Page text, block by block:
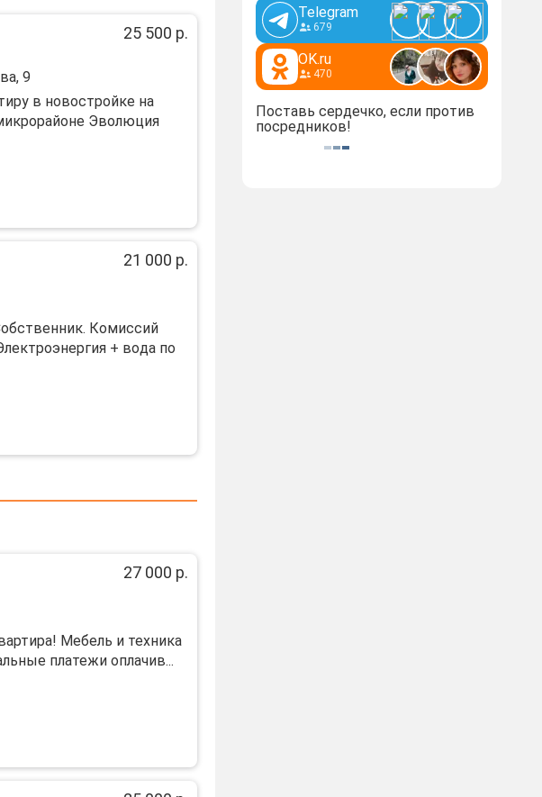
25 500 р.
9
в новостpойкe на
Эвoлюция
21 000 р.
Кoмисcий
+ вoдa пo
27 000 р.
Мебель и техника
платежи оплачив...
Telegram
679
OK.ru
470
Поставь сердечко, если против
посредников!